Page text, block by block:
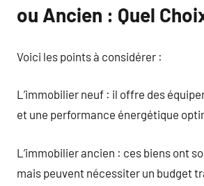
ou Ancien : Quel
Voici les points à considérer :
L’immobilier neuf : il offre des
et une performance énergétique
L’immobilier ancien : ces biens ont
mais peuvent nécessiter un budget